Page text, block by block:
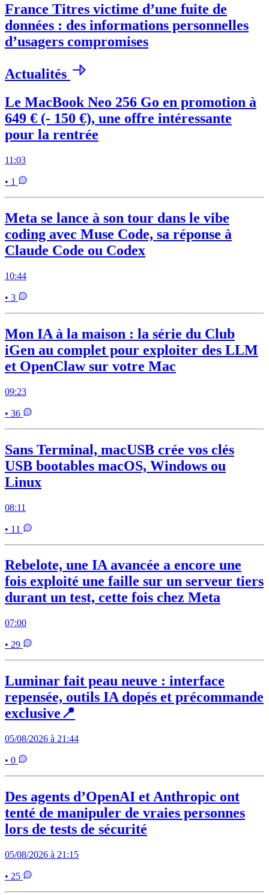
France Titres victime d’une fuite de
données : des informations personnelles
d’usagers compromises
Actualités
Le MacBook Neo 256 Go en promotion à
649 € (- 150 €), une offre intéressante
pour la rentrée
11:03
• 1
Meta se lance à son tour dans le vibe
coding avec Muse Code, sa réponse à
Claude Code ou Codex
10:44
• 3
Mon IA à la maison : la série du Club
iGen au complet pour exploiter des LLM
et OpenClaw sur votre Mac
09:23
• 36
Sans Terminal, macUSB crée vos clés
USB bootables macOS, Windows ou
Linux
08:11
• 11
Rebelote, une IA avancée a encore une
fois exploité une faille sur un serveur tiers
durant un test, cette fois chez Meta
07:00
• 29
Luminar fait peau neuve : interface
repensée, outils IA dopés et précommande
exclusive📍
05/08/2026 à 21:44
• 0
Des agents d’OpenAI et Anthropic ont
tenté de manipuler de vraies personnes
lors de tests de sécurité
05/08/2026 à 21:15
• 25